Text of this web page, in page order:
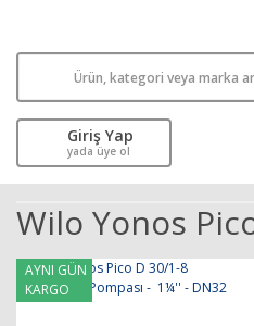
Giriş Yap
yada üye ol
Wilo Yonos
AYNI GÜN
KARGO